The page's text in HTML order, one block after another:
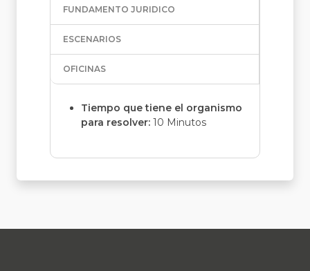
FUNDAMENTO JURIDICO
ESCENARIOS
OFICINAS
Tiempo que tiene el organismo
para resolver: 10 Minutos